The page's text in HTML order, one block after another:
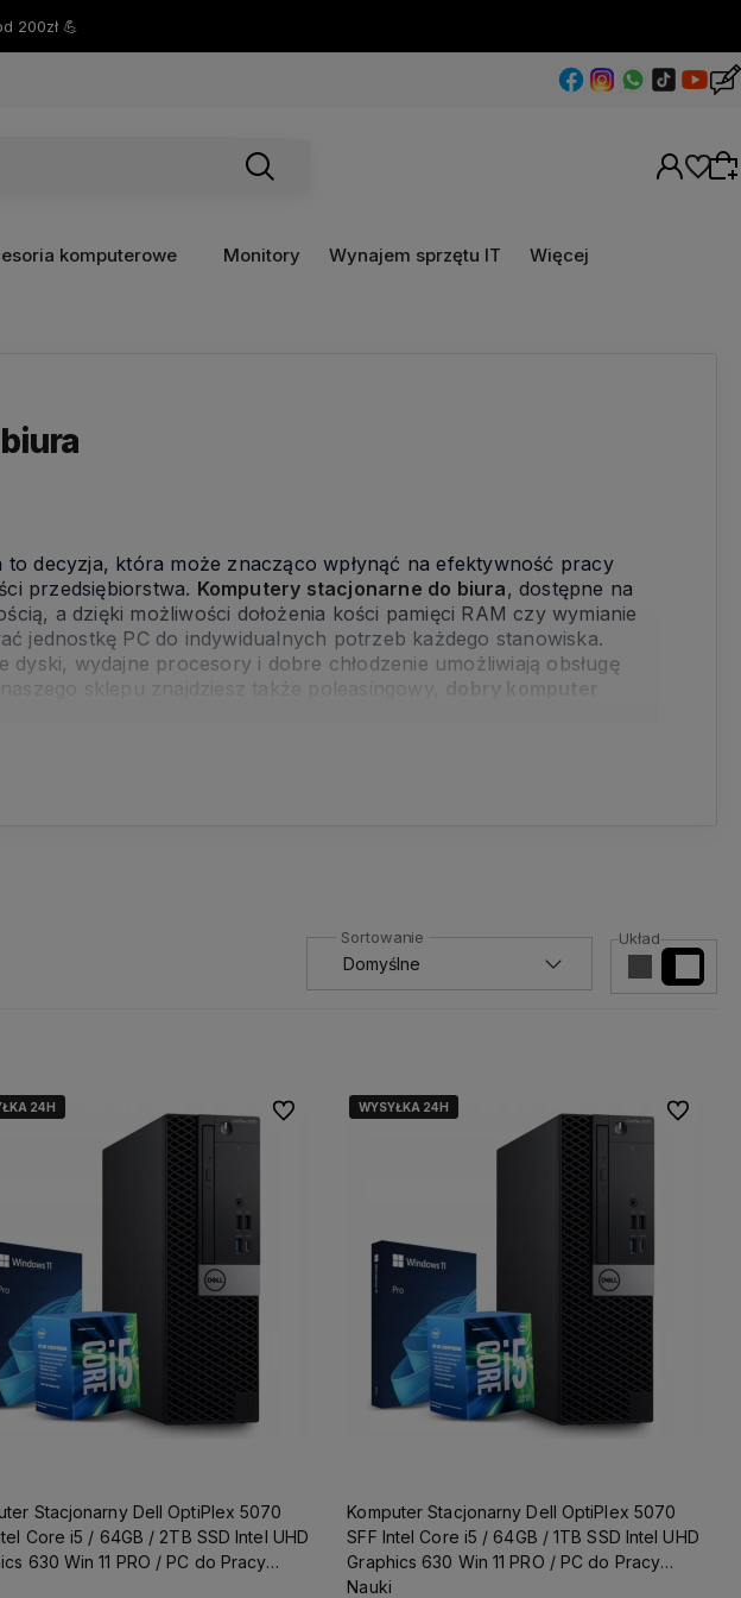
200zł 💪
komputerowe Monitory Wynajem sprzętu IT Więcej
Działamy od 2007 roku, mamy więc
18 lat doświadczenia na
Wszystkie nasze produkty objęte są
z kazdym problemem dotyczącym
Dodatkowo możesz
liczyć na ekspresową i pewną
decyzja, która może znacząco wpłynąć na efektywność pracy
przedsiębiorstwa. Komputery stacjonarne do biura, dostępne na
a dzięki możliwości dołożenia kości pamięci RAM czy wymianie
jednostkę PC do indywidualnych potrzeb każdego stanowiska.
wydajne procesory i dobre chłodzenie umożliwiają obsługę
sklepu znajdziesz także poleasingowy,
dobry komputer
Układ
24H
24H
Stacjonarny Dell OptiPlex 5070
Core i5 / 64GB / 2TB SSD Intel UHD
630 Win 11 PRO / PC do Pracy
Do ulubionychWYSYŁKA 24H
WYSYŁKA 24H
Komputer Stacjonarny Dell OptiPlex 5070
SFF Intel Core i5 / 64GB / 1TB SSD Intel UHD
Graphics 630 Win 11 PRO / PC do Pracy
Nauki
Do